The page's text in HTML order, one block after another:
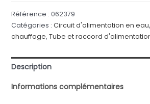
Référence : 062379
Catégories : Circuit d'alimentation en eau,
chauffage, Tube et raccord
Description
Informations complémentaires